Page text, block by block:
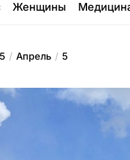
Женщины
Апрель 5